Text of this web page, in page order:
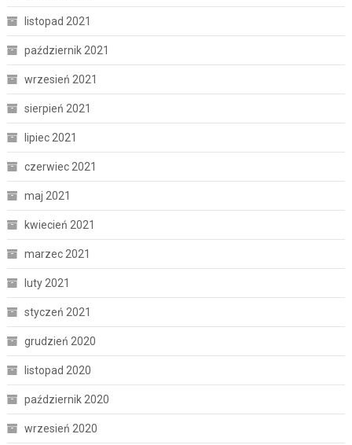
listopad 2021
październik 2021
wrzesień 2021
sierpień 2021
lipiec 2021
czerwiec 2021
maj 2021
kwiecień 2021
marzec 2021
luty 2021
styczeń 2021
grudzień 2020
listopad 2020
październik 2020
wrzesień 2020